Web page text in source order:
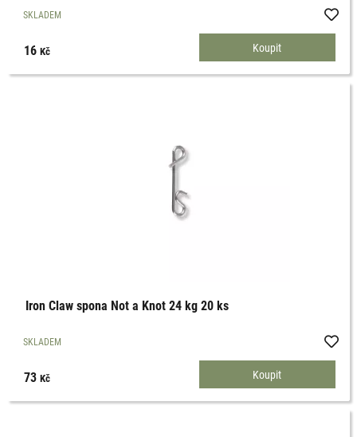
SKLADEM
16Kč
Iron Claw spona Not a Knot 24 kg 20 ks
SKLADEM
73Kč